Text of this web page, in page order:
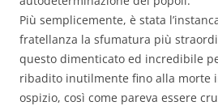
Più semplicemente, è stata
fratellanza la sfumatura più
questo dimenticato ed incredibile
ribadito inutilmente fino alla morte
ospizio, così come pareva essere